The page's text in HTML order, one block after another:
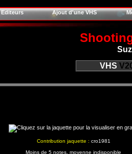
Editeurs Ajout d'une VHS
VHS
Contribution jaquette : cro1981
Moins de 5 notes, moyenne indisponible